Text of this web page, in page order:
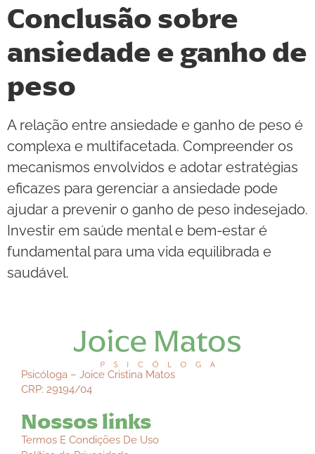
Conclusão sobre
ansiedade e ganho de
peso
A relação entre ansiedade e ganho de peso é
complexa e multifacetada. Compreender os
mecanismos envolvidos e adotar estratégias
eficazes para gerenciar a ansiedade pode
ajudar a prevenir o ganho de peso indesejado.
Investir em saúde mental e bem-estar é
fundamental para uma vida equilibrada e
saudável.
Psicóloga – Joice Cristina Matos
CRP: 29194/04
Nossos links
Termos E Condições De Uso